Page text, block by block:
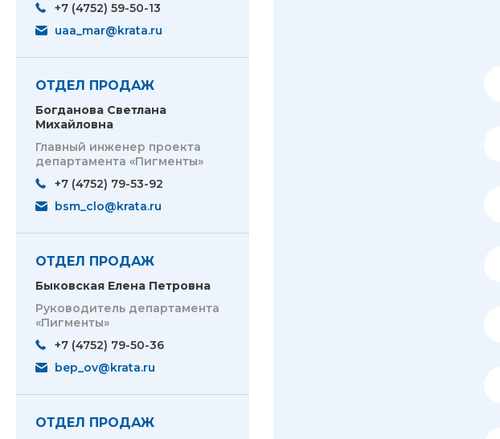
+7 (4752) 59-50-13
uaa_mar@krata.ru
ОТДЕЛ ПРОДАЖ
Богданова Светлана
Михайловна
Главный инженер проекта
департамента «Пигменты»
+7 (4752) 79-53-92
bsm_clo@krata.ru
ОТДЕЛ ПРОДАЖ
Быковская Елена Петровна
Руководитель департамента
«Пигменты»
+7 (4752) 79-50-36
bep_ov@krata.ru
ОТДЕЛ ПРОДАЖ